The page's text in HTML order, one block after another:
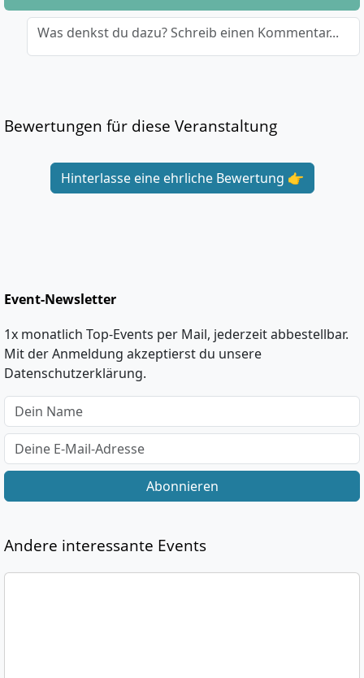
Was denkst du dazu? Schreib einen Kommentar...
Bewertungen für diese Veranstaltung
Hinterlasse eine ehrliche Bewertung 👉
Event-Newsletter
1x monatlich Top-Events per Mail, jederzeit abbestellbar.
Mit der Anmeldung akzeptierst du unsere
Datenschutzerklärung.
Abonnieren
Andere interessante Events